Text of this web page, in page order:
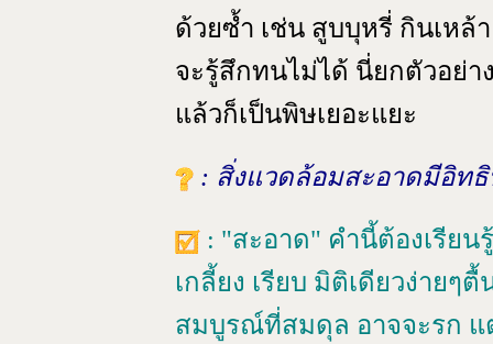
ด้วยซ้ำ เช่น สูบบุหรี่ กินเหล้
จะรู้สึกทนไม่ได้ นี่ยกตัวอย่า
แล้วก็เป็นพิษเยอะแยะ
: สิ่งแวดล้อมสะอาดมีอิท
: "สะอาด" คำนี้ต้องเรีย
เกลี้ยง เรียบ มิติเดียวง่ายๆ
สมบูรณ์ที่สมดุล อาจจะรก แ